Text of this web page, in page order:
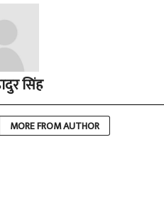
सिंह
MORE FROM AUTHOR